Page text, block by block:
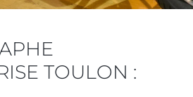
TOULON :